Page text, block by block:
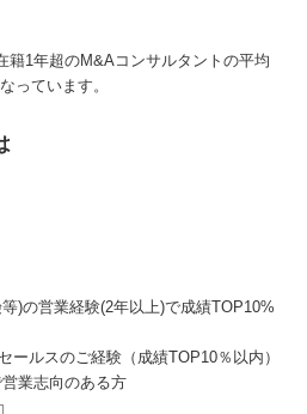
籍1年超のM&Aコンサルタントの平均
っています。
)の営業経験(2年以上)で成績TOP10%
ールスのご経験（成績TOP10％以内）
業志向のある方